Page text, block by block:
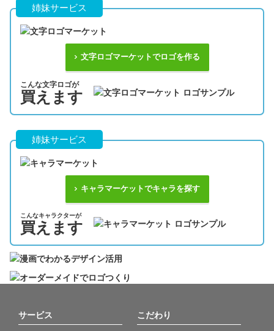
姉妹サービス
文字ロゴマーケットでロゴを作る
こんな文字ロゴが
買えます
姉妹サービス
キャラマーケットでキャラを探す
こんなキャラクターが
買えます
サービス こだわり